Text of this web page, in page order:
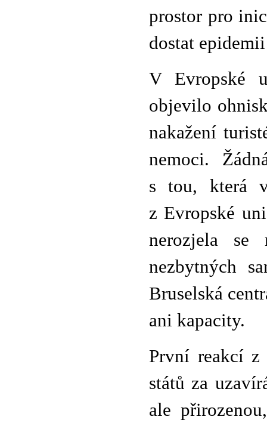
prostor pro
dostat
V Evropské
objevilo
nakažení
nemoci.
s tou, která
z Evropské
nerozjela se
nezbytných
Bruselská
ani kapacity.
První reakcí z
států za
ale